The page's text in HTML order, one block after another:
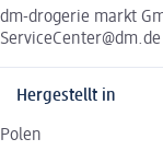
dm-drogerie markt
ServiceCenter@dm.de
Hergestellt in
Polen